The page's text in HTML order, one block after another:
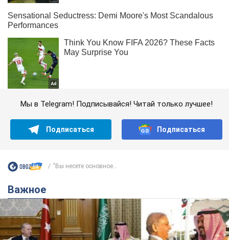
Мы в Telegram! Подписывайся! Читай только лучшее!
Подписаться Подписаться
"Вы несете основное...
Важное